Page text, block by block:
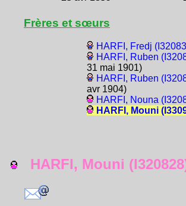
Frères et sœurs
HARFI, Fredj
HARFI, Ruben
31 mai 1901)
HARFI, Ruben
avr 1904)
HARFI, Nouna
HARFI, Mouni
HARFI, Mouni